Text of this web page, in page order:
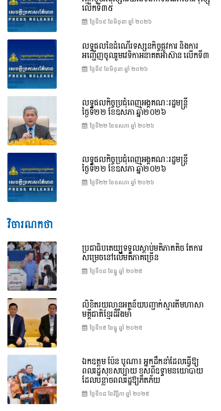
លើកទី៣៥
ថ្ងៃទី១៩ ខែ​មិថុនា ឆ្នាំ ២០២៦
លទ្ធផលនៃដំណើរទស្សនកិច្ចផ្លូវការ និងការ
អញ្ជើញចូលរួមវេទិកាអនាគតអាស៊ាន លើកទី៣
ថ្ងៃទី៩ ខែ​មិថុនា ឆ្នាំ ២០២៦
លទ្ធផលកិច្ចប្រជុំពេញអង្គគណៈរដ្ឋមន្ត្រី
ថ្ងៃទី២២ ខែឧសភា ឆ្នាំ២០២៦
ថ្ងៃទី២២ ខែ​ឧសភា ឆ្នាំ ២០២៦
លទ្ធផលកិច្ចប្រជុំពេញអង្គគណៈរដ្ឋមន្រ្តី
ថ្ងៃទី២២ ខែឧសភា ឆ្នាំ២០២៦
ថ្ងៃទី២២ ខែ​ឧសភា ឆ្នាំ ២០២៦
វិចារណកថា
ប្រជាធិបតេយ្យទទួលស្តាប់មតិភាគតិច តែការ
សម្រេចនៅលើមតិភាគច្រើន
ថ្ងៃទី១៨ ខែ​ធ្នូ ឆ្នាំ ២០២៥
លិខិតរយលានអត្ថន័យបញ្ជាក់ស្មារតីមហាសា
មគ្គីជាតិខ្មែរដ៏រឹងមាំ
ថ្ងៃទី១៥ ខែ​ធ្នូ ឆ្នាំ ២០២៥
ឯកឧត្តម ប៉ែន បូណា៖ អ្នកដឹកនាំដែលធ្វើឱ្យ
ពលរដ្ឋសុខសប្បាយ ខុសពីឧទ្ទាមនយោបាយ
ដែលបន្លាចពលរដ្ឋឱ្យភិតភ័យ
ថ្ងៃទី១៨ ខែ​វិច្ឆិកា ឆ្នាំ ២០២៥